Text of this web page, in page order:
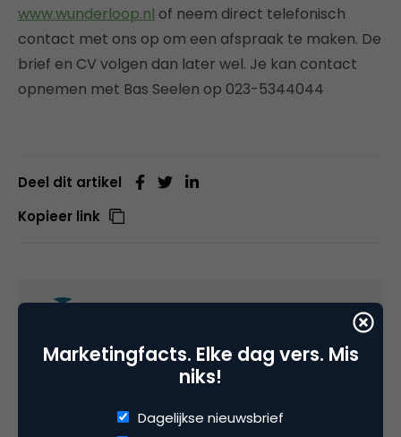
www.wunderloop.nl of neem direct telefonisch
contact met ons op om een afspraak te maken. De
brief en CV volgen dan later wel. Je kan contact
opnemen met Bas Seelen op 023-5344044
Deel dit artikel
Kopieer link
Op zoek naar een baan in Marketing? Bij
marketing- en communicatievacatures.
Marketingfacts. Elke dag vers. Mis
niks!
Dagelijkse nieuwsbrief